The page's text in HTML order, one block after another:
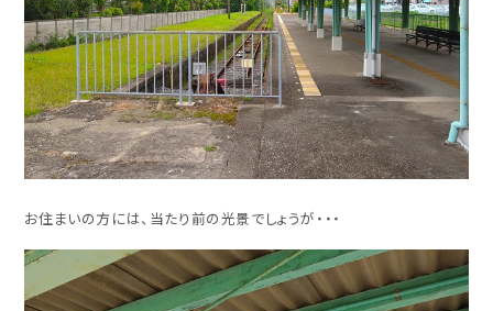
お住まいの方には、当たり前の光景でしょうが・・・